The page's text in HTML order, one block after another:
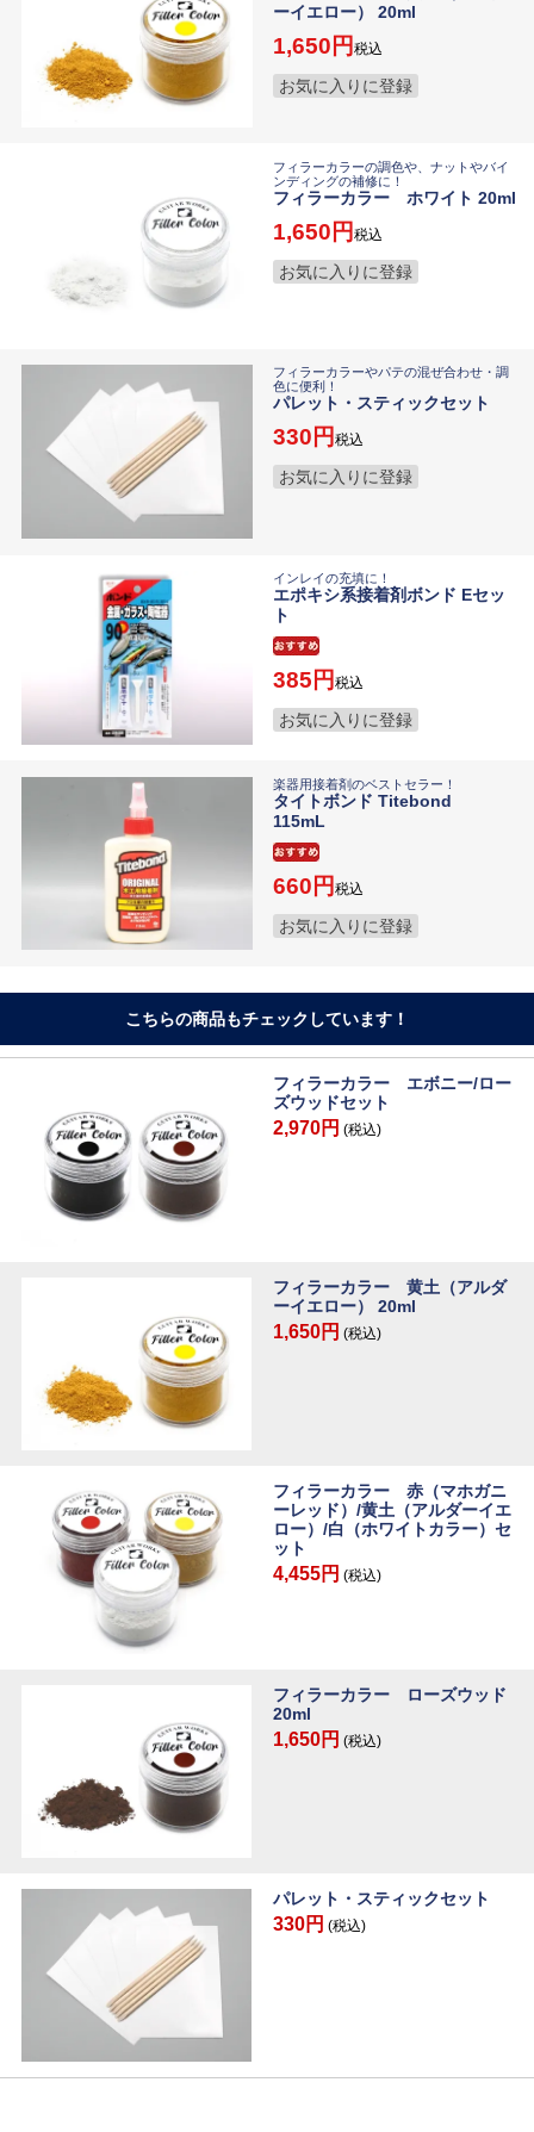
ーイエロー） 20ml
1,650 税込
お気に入りに登録
フィラーカラーの調色や、ナットやバイ
ンディングの補修に！
フィラーカラー ホワイト 20ml
1,650 税込
お気に入りに登録
フィラーカラーやパテの混ぜ合わせ・調
色に便利！
パレット・スティックセット
330 税込
お気に入りに登録
インレイの充填に！
エポキシ系接着剤ボンド Eセッ
ト
385 税込
お気に入りに登録
楽器用接着剤のベストセラー！
タイトボンド Titebond
115mL
660 税込
お気に入りに登録
こちらの商品もチェックしています！
フィラーカラー エボニー/ロー
ズウッドセット
2,970円 (税込)
フィラーカラー 黄土（アルダ
ーイエロー） 20ml
1,650円 (税込)
フィラーカラー 赤（マホガニ
ーレッド）/黄土（アルダーイエ
ロー）/白（ホワイトカラー）セ
ット
4,455円 (税込)
フィラーカラー ローズウッド
20ml
1,650円 (税込)
パレット・スティックセット
330円 (税込)